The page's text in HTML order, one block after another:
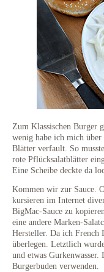
Zum Klassischen Burger
wenig habe ich mich
Blätter verfault. So
rote Pflücksalatblätter
Eine Scheibe deckte da
Kommen wir zur Sauce.
kursieren im Internet
BigMac-Sauce zu
eine andere Marken-
Hersteller. Da ich French
überlegen. Letztlich
und etwas
Burgerbuden verwenden.